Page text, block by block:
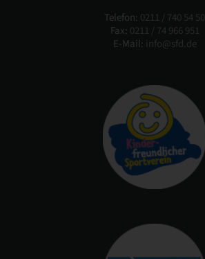
Telefon: 0211 / 740 54 50
Fax: 0211 / 74 966 951
E-Mail: info@sfd.de